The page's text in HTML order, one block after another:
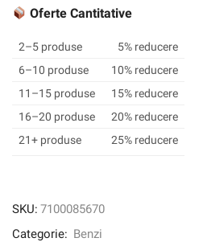
de
dublu
acoperit
cu
VOC
3M
1000
Oferte Cantitative
2–5 produse
5% reducere
6–10 produse
10% reducere
11–15 produse
15% reducere
16–20 produse
20% reducere
21+ produse
25% reducere
SKU: 7100085670
Categorie: Benzi